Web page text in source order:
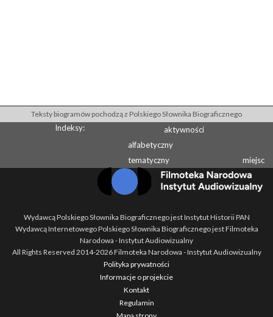
Teksty biogramów pochodzą z Polskiego Słownika Biograficznego
Indeksy:
aktywności
alfabetyczny
tematyczny
miejsc
Wydawcą Polskiego Słownika Biograficznego jest Instytut Historii PAN
Wydawcą Internetowego Polskiego Słownika Biograficznego jest Filmoteka
Narodowa - Instytut Audiowizualny
All Rights Reserved 2014-2026Filmoteka Narodowa - Instytut Audiowizualny
Polityka prywatności
Informacje o projekcie
Kontakt
Regulamin